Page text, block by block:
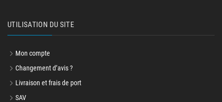
UTILISATION DU SITE
Mon compte
Changement d’avis ?
Livraison et frais de port
SAV